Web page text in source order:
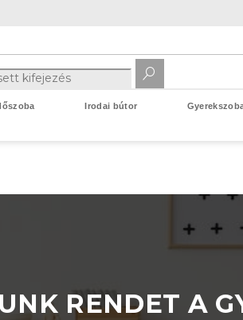
Irodai bútor
RENDET A